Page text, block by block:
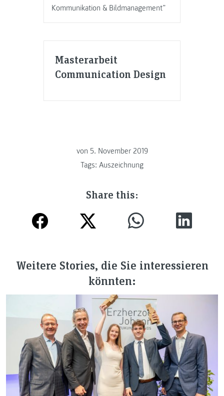
Kommunikation & Bildmanagement”
Masterarbeit
Communication Design
von 5. November 2019
Tags: Auszeichnung
Share this:
Weitere Stories, die Sie interessieren
könnten: